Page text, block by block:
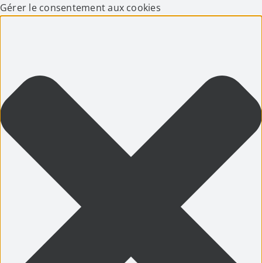
Gérer le consentement aux cookies